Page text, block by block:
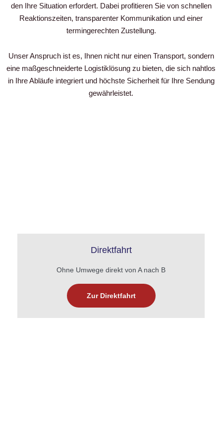
den Ihre Situation erfordert. Dabei profitieren Sie von schnellen
Reaktionszeiten, transparenter Kommunikation und einer
termingerechten Zustellung.
Unser Anspruch ist es, Ihnen nicht nur einen Transport, sondern
eine maßgeschneiderte Logistiklösung zu bieten, die sich nahtlos
in Ihre Abläufe integriert und höchste Sicherheit für Ihre Sendung
gewährleistet.
Direktfahrt
Ohne Umwege direkt von A nach B
Zur Direktfahrt